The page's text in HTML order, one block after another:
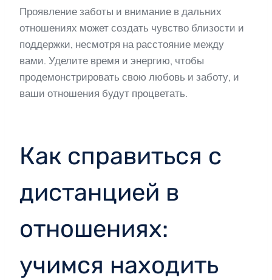
Проявление заботы и внимание в дальних
отношениях может создать чувство близости и
поддержки, несмотря на расстояние между
вами. Уделите время и энергию, чтобы
продемонстрировать свою любовь и заботу, и
ваши отношения будут процветать.
Как справиться с
дистанцией в
отношениях:
учимся находить